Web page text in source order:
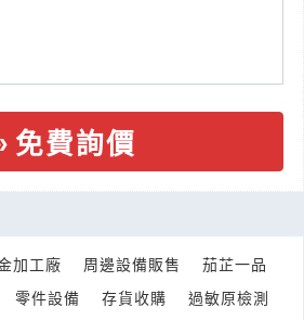
詢價
價
立即報價
免費詢價
加工廠 周邊設備販售
茄芷一品
零件設備 存貨收購
過敏原檢測